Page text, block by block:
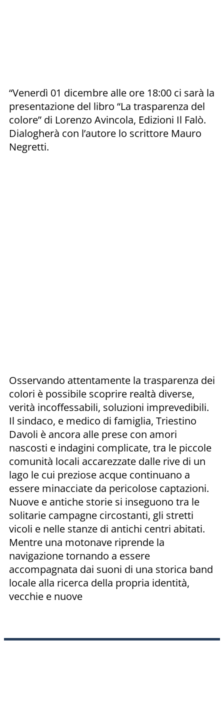
“Venerdì 01 dicembre alle ore 18:00 ci sarà la
presentazione del libro “La trasparenza del
colore” di Lorenzo Avincola, Edizioni Il Falò.
Dialogherà con l’autore lo scrittore Mauro
Negretti.
Osservando attentamente la trasparenza dei
colori è possibile scoprire realtà diverse,
verità incoffessabili, soluzioni imprevedibili.
Il sindaco, e medico di famiglia, Triestino
Davoli è ancora alle prese con amori
nascosti e indagini complicate, tra le piccole
comunità locali accarezzate dalle rive di un
lago le cui preziose acque continuano a
essere minacciate da pericolose captazioni.
Nuove e antiche storie si inseguono tra le
solitarie campagne circostanti, gli stretti
vicoli e nelle stanze di antichi centri abitati.
Mentre una motonave riprende la
navigazione tornando a essere
accompagnata dai suoni di una storica band
locale alla ricerca della propria identità,
vecchie e nuove